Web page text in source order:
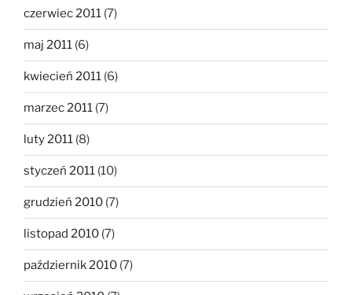
czerwiec 2011 (7)
maj 2011 (6)
kwiecień 2011 (6)
marzec 2011 (7)
luty 2011 (8)
styczeń 2011 (10)
grudzień 2010 (7)
listopad 2010 (7)
październik 2010 (7)